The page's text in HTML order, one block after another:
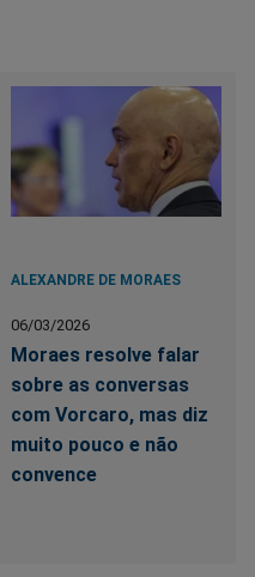
ALEXANDRE DE MORAES
06/03/2026
Moraes resolve falar
sobre as conversas
com Vorcaro, mas diz
muito pouco e não
convence